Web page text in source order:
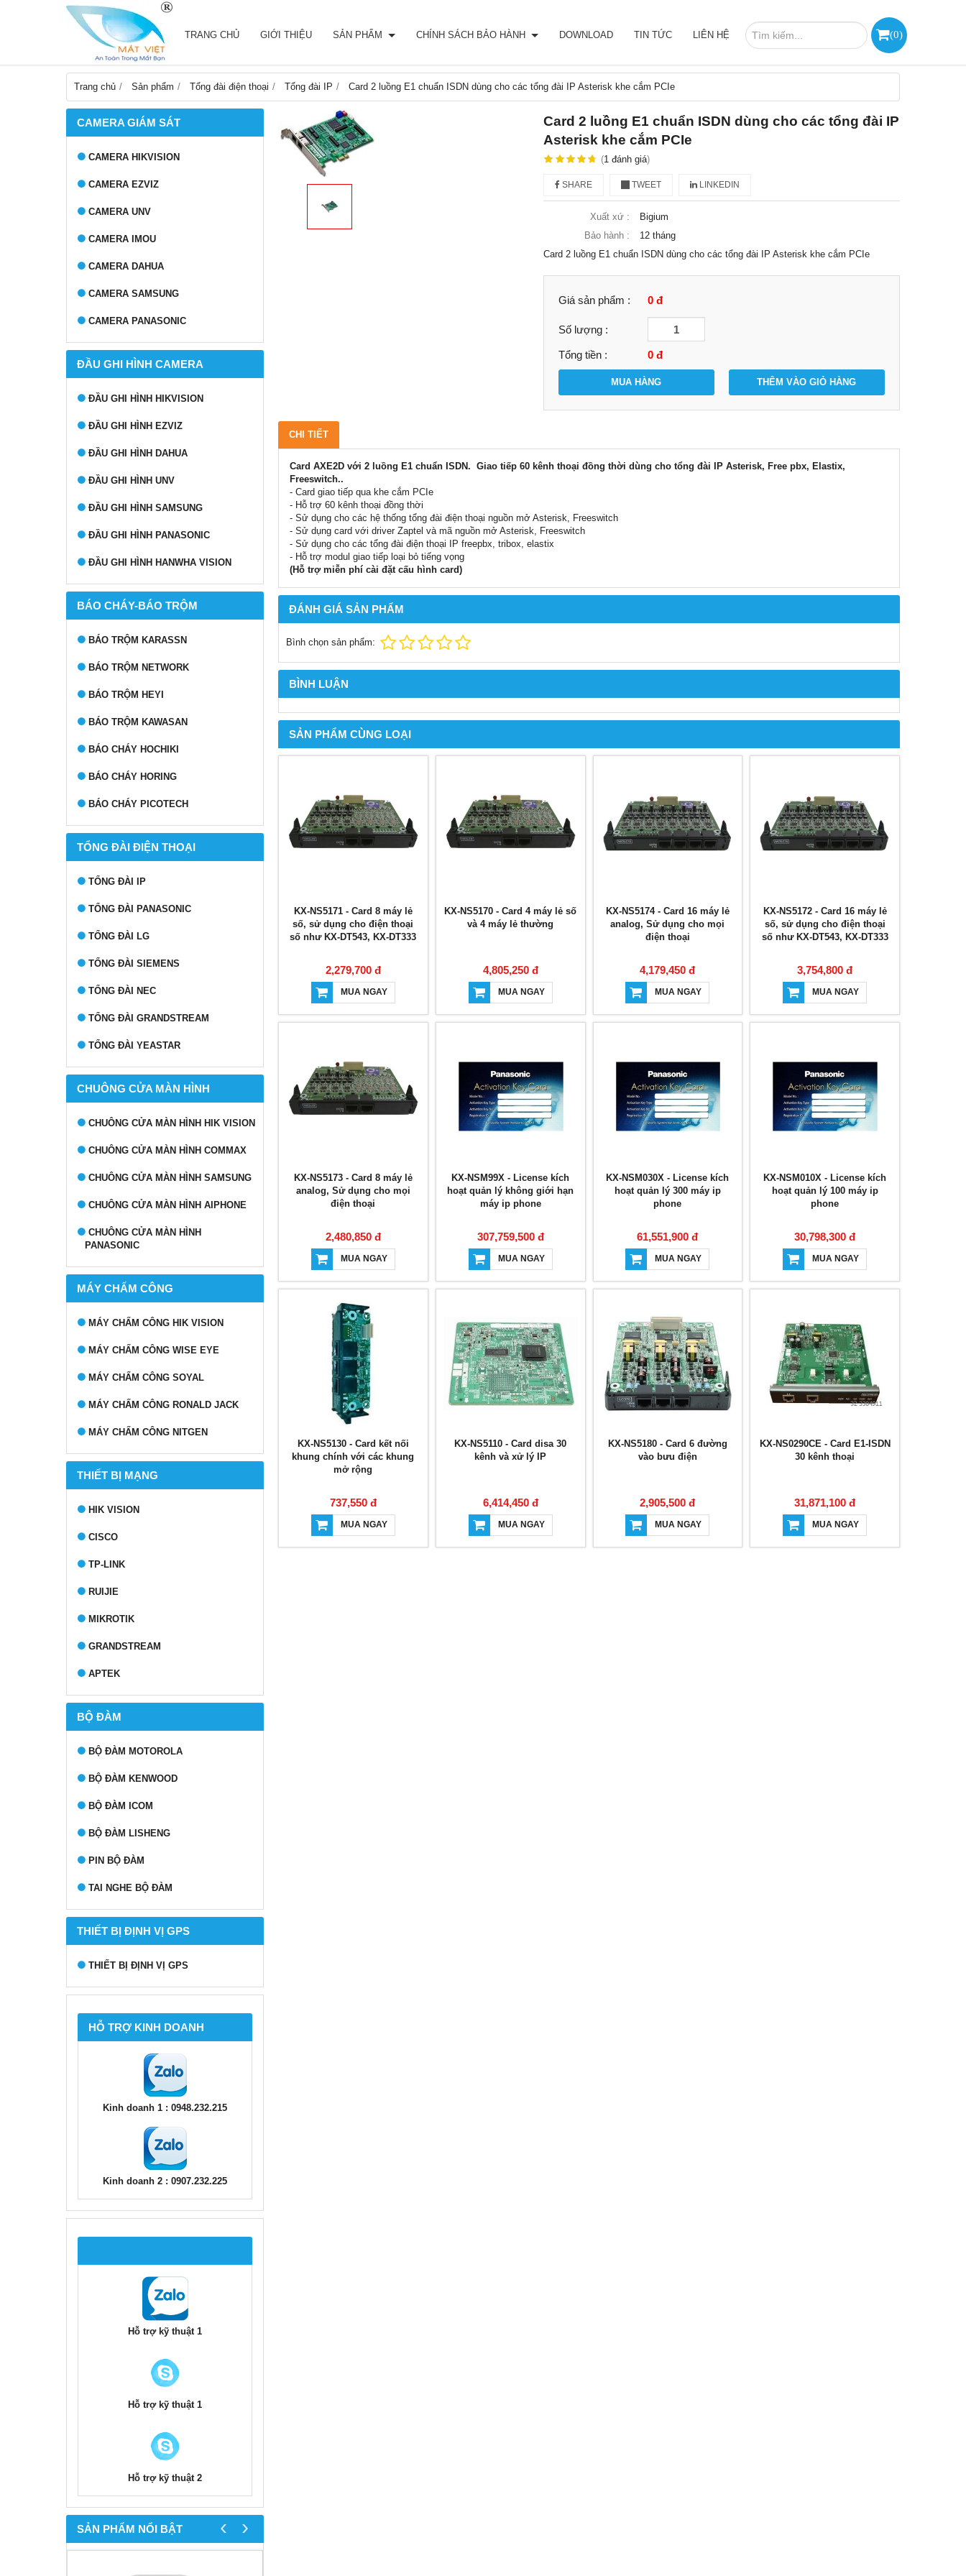
(0)
TRANG CHỦ GIỚI THIỆU SẢN PHẨM CHÍNH SÁCH BẢO HÀNH DOWNLOAD TIN TỨC LIÊN HỆ
Trang chủ Sản phẩm Tổng đài điện thoại Tổng đài IP Card 2 luồng E1 chuẩn ISDN dùng cho các tổng đài IP Asterisk khe cắm PCIe
CAMERA GIÁM SÁT
CAMERA HIKVISION
CAMERA EZVIZ
CAMERA UNV
CAMERA IMOU
CAMERA DAHUA
CAMERA SAMSUNG
CAMERA PANASONIC
ĐẦU GHI HÌNH CAMERA
ĐẦU GHI HÌNH HIKVISION
ĐẦU GHI HÌNH EZVIZ
ĐẦU GHI HÌNH DAHUA
ĐẦU GHI HÌNH UNV
ĐẦU GHI HÌNH SAMSUNG
ĐẦU GHI HÌNH PANASONIC
ĐẦU GHI HÌNH HANWHA VISION
BÁO CHÁY-BÁO TRỘM
BÁO TRỘM KARASSN
BÁO TRỘM NETWORK
BÁO TRỘM HEYI
BÁO TRỘM KAWASAN
BÁO CHÁY HOCHIKI
BÁO CHÁY HORING
BÁO CHÁY PICOTECH
TỔNG ĐÀI ĐIỆN THOẠI
TỔNG ĐÀI IP
TỔNG ĐÀI PANASONIC
TỔNG ĐÀI LG
TỔNG ĐÀI SIEMENS
TỔNG ĐÀI NEC
TỔNG ĐÀI GRANDSTREAM
TỔNG ĐÀI YEASTAR
CHUÔNG CỬA MÀN HÌNH
CHUÔNG CỬA MÀN HÌNH HIK VISION
CHUÔNG CỬA MÀN HÌNH COMMAX
CHUÔNG CỬA MÀN HÌNH SAMSUNG
CHUÔNG CỬA MÀN HÌNH AIPHONE
CHUÔNG CỬA MÀN HÌNH
PANASONIC
MÁY CHẤM CÔNG
MÁY CHẤM CÔNG HIK VISION
MÁY CHẤM CÔNG WISE EYE
MÁY CHẤM CÔNG SOYAL
MÁY CHẤM CÔNG RONALD JACK
MÁY CHẤM CÔNG NITGEN
THIẾT BỊ MẠNG
HIK VISION
CISCO
TP-LINK
RUIJIE
MIKROTIK
GRANDSTREAM
APTEK
BỘ ĐÀM
BỘ ĐÀM MOTOROLA
BỘ ĐÀM KENWOOD
BỘ ĐÀM ICOM
BỘ ĐÀM LISHENG
PIN BỘ ĐÀM
TAI NGHE BỘ ĐÀM
THIẾT BỊ ĐỊNH VỊ GPS
THIẾT BỊ ĐỊNH VỊ GPS
HỖ TRỢ KINH DOANH
Kinh doanh 1 : 0948.232.215
Kinh doanh 2 : 0907.232.225
Hỗ trợ kỹ thuật 1
Hỗ trợ kỹ thuật 1
Hỗ trợ kỹ thuật 2
SẢN PHẨM NỔI BẬT ‹ ›
Card 2 luồng E1 chuẩn ISDN dùng cho các tổng đài IP
Asterisk khe cắm PCIe
(1 đánh giá)
SHARE TWEET LINKEDIN
Xuất xứ :
Bigium
Bảo hành :
12 tháng
Card 2 luồng E1 chuẩn ISDN dùng cho các tổng đài IP Asterisk khe cắm PCIe
Giá sản phẩm : 0 đ
Số lượng :
Tổng tiền : 0đ
MUA HÀNG THÊM VÀO GIỎ HÀNG
CHI TIẾT
Card AXE2D với 2 luồng E1 chuẩn ISDN. Giao tiếp 60 kênh thoại đồng thời dùng cho tổng đài IP Asterisk, Free pbx, Elastix,
Freeswitch..
- Card giao tiếp qua khe cắm PCIe
- Hỗ trợ 60 kênh thoại đồng thời
- Sử dụng cho các hệ thống tổng đài điện thoại nguồn mở Asterisk, Freeswitch
- Sử dụng card với driver Zaptel và mã nguồn mở Asterisk, Freeswitch
- Sử dụng cho các tổng đài điện thoại IP freepbx, tribox, elastix
- Hỗ trợ modul giao tiếp loại bỏ tiếng vọng
(Hỗ trợ miễn phí cài đặt cấu hình card)
ĐÁNH GIÁ SẢN PHẨM
Bình chọn sản phẩm:
BÌNH LUẬN
SẢN PHẨM CÙNG LOẠI
KX-NS5171 - Card 8 máy lẻ
số, sử dụng cho điện thoại
số như KX-DT543, KX-DT333
2,279,700 đ
MUA NGAY
KX-NS5170 - Card 4 máy lẻ số
và 4 máy lẻ thường
4,805,250 đ
MUA NGAY
KX-NS5174 - Card 16 máy lẻ
analog, Sử dụng cho mọi
điện thoại
4,179,450 đ
MUA NGAY
KX-NS5172 - Card 16 máy lẻ
số, sử dụng cho điện thoại
số như KX-DT543, KX-DT333
3,754,800 đ
MUA NGAY
KX-NS5173 - Card 8 máy lẻ
analog, Sử dụng cho mọi
điện thoại
2,480,850 đ
MUA NGAY
KX-NSM99X - License kích
hoạt quản lý không giới hạn
máy ip phone
307,759,500 đ
MUA NGAY
KX-NSM030X - License kích
hoạt quản lý 300 máy ip
phone
61,551,900 đ
MUA NGAY
KX-NSM010X - License kích
hoạt quản lý 100 máy ip
phone
30,798,300 đ
MUA NGAY
KX-NS5130 - Card kết nối
khung chính với các khung
mở rộng
737,550 đ
MUA NGAY
KX-NS5110 - Card disa 30
kênh và xử lý IP
6,414,450 đ
MUA NGAY
KX-NS5180 - Card 6 đường
vào bưu điện
2,905,500 đ
MUA NGAY
KX-NS0290CE - Card E1-ISDN
30 kênh thoại
31,871,100 đ
MUA NGAY